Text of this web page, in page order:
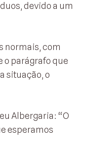
devido a um
normais, com
o parágrafo que
situação, o
Albergaria: “O
esperamos